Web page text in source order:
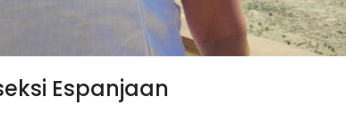
Espanjaan